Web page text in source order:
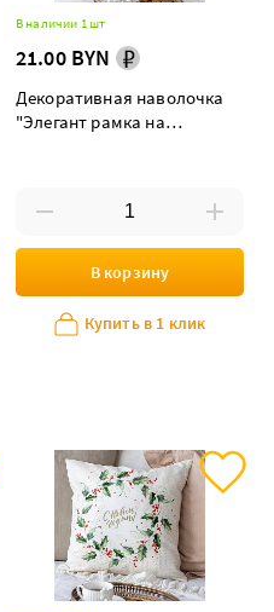
В наличии 1 шт
21.00 BYN
Декоративная наволочка
"Элегант рамка на
В корзину
Купить в 1 клик